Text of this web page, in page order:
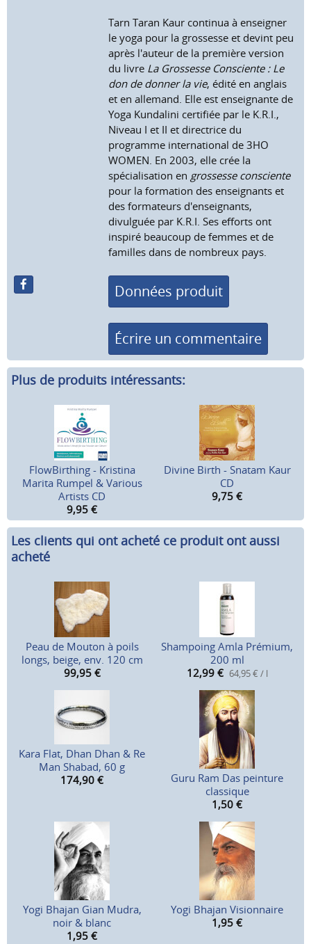
Tarn Taran Kaur continua à enseigner
le yoga pour la grossesse et devint peu
après l'auteur de la première version
du livre La Grossesse Consciente : Le
don de donner la vie, édité en anglais
et en allemand. Elle est enseignante de
Yoga Kundalini certifiée par le K.R.I.,
Niveau I et II et directrice du
programme international de 3HO
WOMEN. En 2003, elle crée la
spécialisation en grossesse consciente
pour la formation des enseignants et
des formateurs d'enseignants,
divulguée par K.R.I. Ses efforts ont
inspiré beaucoup de femmes et de
familles dans de nombreux pays.
Données produit
Écrire un commentaire
Plus de produits intéressants:
FlowBirthing - Kristina
Marita Rumpel & Various
Artists CD
9,95 €
Divine Birth - Snatam Kaur
CD
9,75 €
Les clients qui ont acheté ce produit ont aussi
acheté
Peau de Mouton à poils
longs, beige, env. 120 cm
99,95 €
Shampoing Amla Prémium,
200 ml
12,99 € 64,95 € / l
Kara Flat, Dhan Dhan & Re
Man Shabad, 60 g
174,90 €
Guru Ram Das peinture
classique
1,50 €
Yogi Bhajan Gian Mudra,
noir & blanc
1,95 €
Yogi Bhajan Visionnaire
1,95 €